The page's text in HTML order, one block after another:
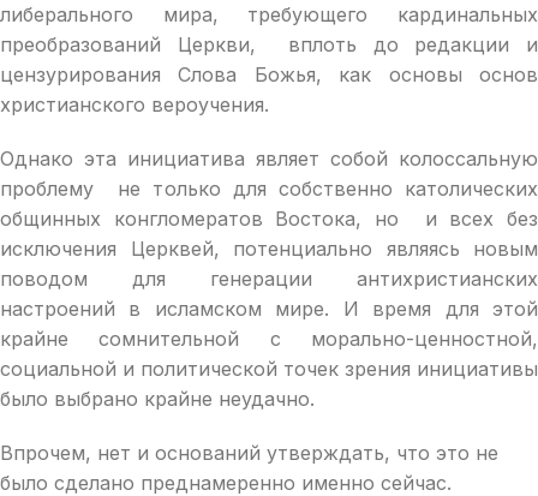
либерального мира, требующего кардинальных
преобразований Церкви, вплоть до редакции и
цензурирования Слова Божья, как основы основ
христианского вероучения.
Однако эта инициатива являет собой колоссальную
проблему не только для собственно католических
общинных конгломератов Востока, но и всех без
исключения Церквей, потенциально являясь новым
поводом для генерации антихристианских
настроений в исламском мире. И время для этой
крайне сомнительной с морально-ценностной,
социальной и политической точек зрения инициативы
было выбрано крайне неудачно.
Впрочем, нет и оснований утверждать, что это не
было сделано преднамеренно именно сейчас.